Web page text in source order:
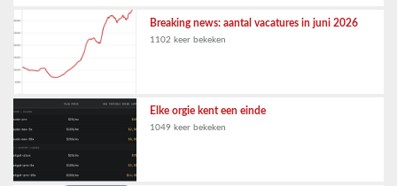
Breaking news: aantal vacatures in juni 2026
1102 keer bekeken
Elke orgie kent een einde
1049 keer bekeken